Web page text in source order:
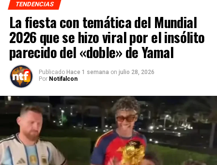
TENDENCIAS
La fiesta con temática del Mundial
2026 que se hizo viral por el insólito
parecido del «doble» de Yamal
Publicado Hace 1 semana on julio 28, 2026
Por Notifalcon